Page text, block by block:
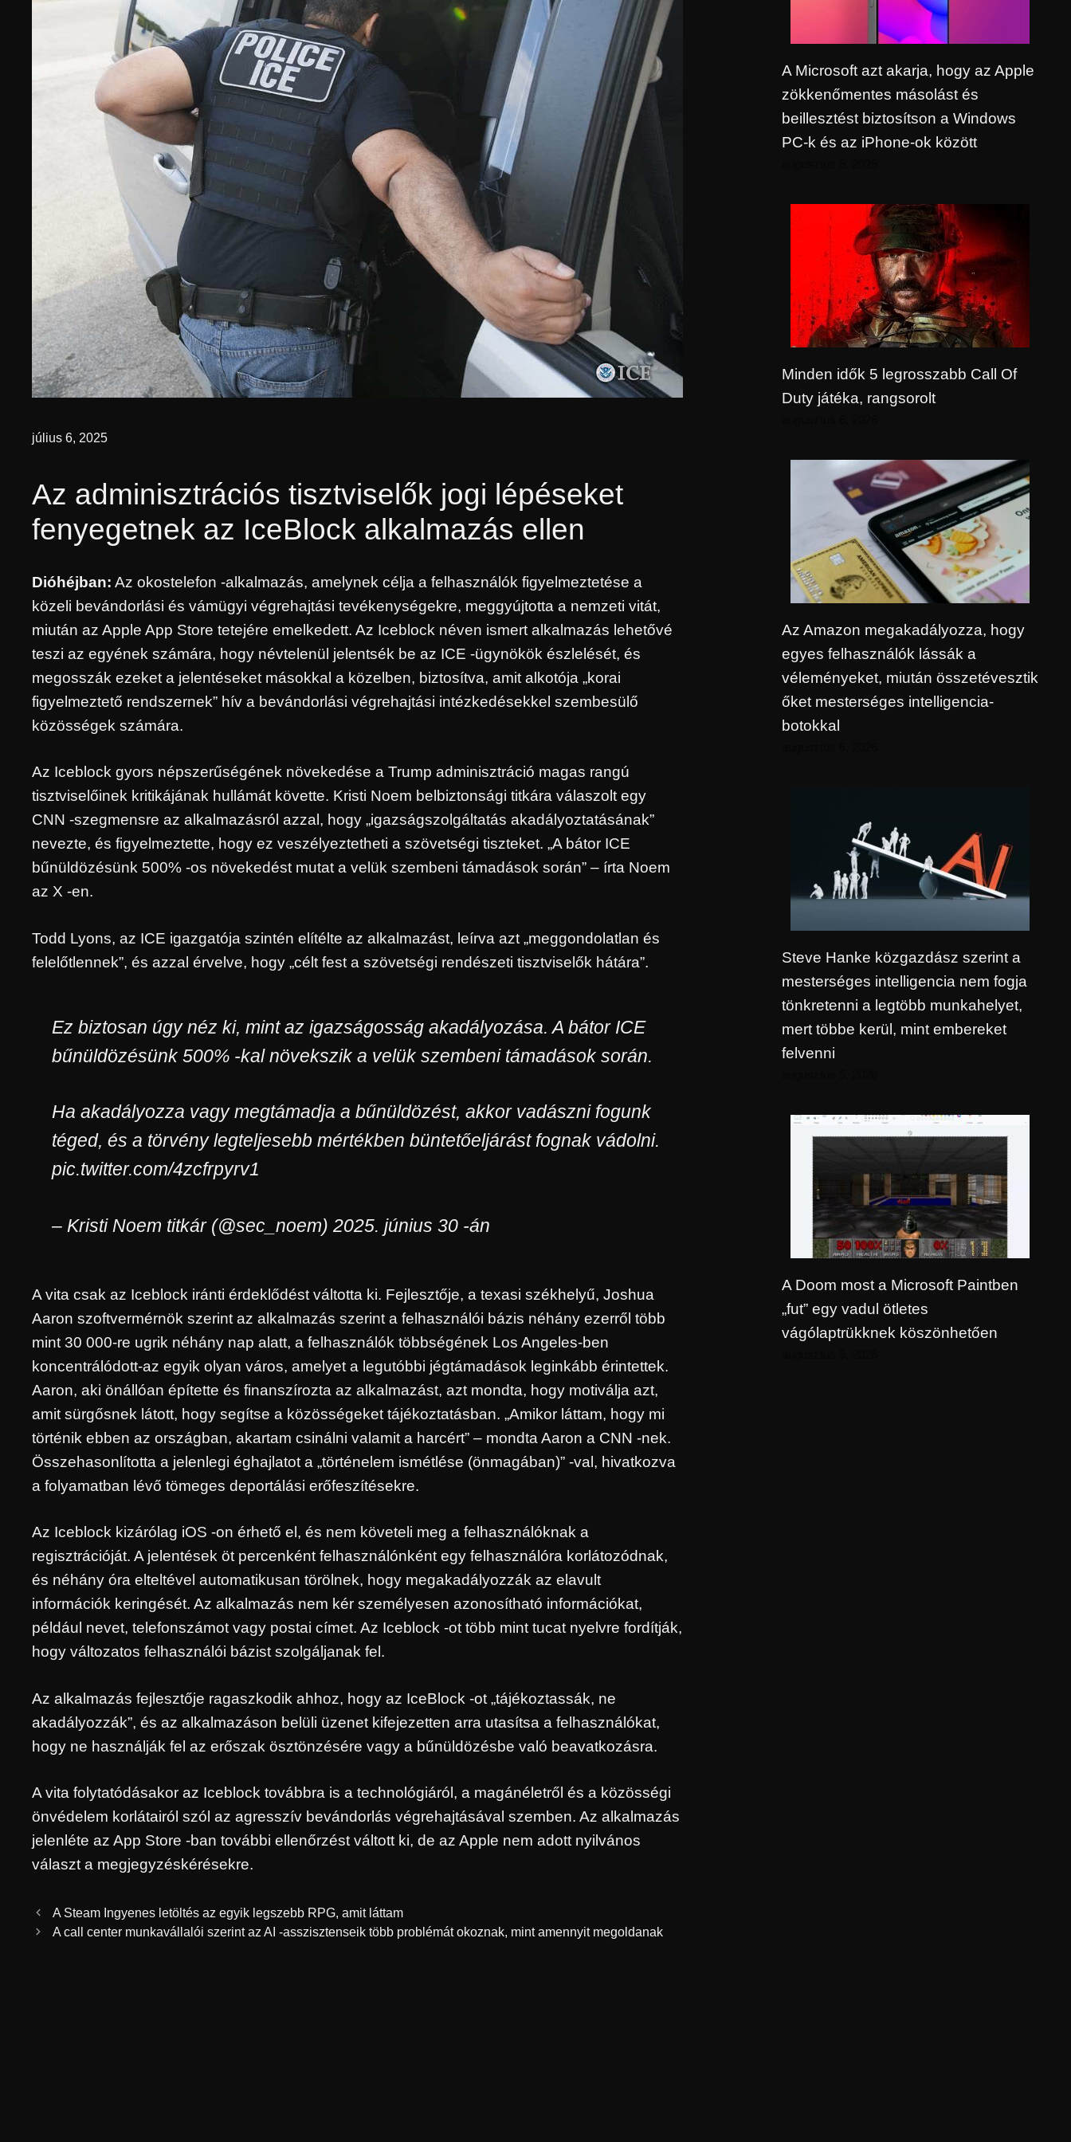
július 6, 2025
Az adminisztrációs tisztviselők jogi lépéseket
fenyegetnek az IceBlock alkalmazás ellen
Dióhéjban: Az okostelefon -alkalmazás, amelynek célja a felhasználók figyelmeztetése a
közeli bevándorlási és vámügyi végrehajtási tevékenységekre, meggyújtotta a nemzeti vitát,
miután az Apple App Store tetejére emelkedett. Az Iceblock néven ismert alkalmazás lehetővé
teszi az egyének számára, hogy névtelenül jelentsék be az ICE -ügynökök észlelését, és
megosszák ezeket a jelentéseket másokkal a közelben, biztosítva, amit alkotója „korai
figyelmeztető rendszernek” hív a bevándorlási végrehajtási intézkedésekkel szembesülő
közösségek számára.
Az Iceblock gyors népszerűségének növekedése a Trump adminisztráció magas rangú
tisztviselőinek kritikájának hullámát követte. Kristi Noem belbiztonsági titkára válaszolt egy
CNN -szegmensre az alkalmazásról azzal, hogy „igazságszolgáltatás akadályoztatásának”
nevezte, és figyelmeztette, hogy ez veszélyeztetheti a szövetségi tiszteket. „A bátor ICE
bűnüldözésünk 500% -os növekedést mutat a velük szembeni támadások során” – írta Noem
az X -en.
Todd Lyons, az ICE igazgatója szintén elítélte az alkalmazást, leírva azt „meggondolatlan és
felelőtlennek”, és azzal érvelve, hogy „célt fest a szövetségi rendészeti tisztviselők hátára”.
Ez biztosan úgy néz ki, mint az igazságosság akadályozása. A bátor ICE
bűnüldözésünk 500% -kal növekszik a velük szembeni támadások során.
Ha akadályozza vagy megtámadja a bűnüldözést, akkor vadászni fogunk
téged, és a törvény legteljesebb mértékben büntetőeljárást fognak vádolni.
pic.twitter.com/4zcfrpyrv1
– Kristi Noem titkár (@sec_noem) 2025. június 30 -án
A vita csak az Iceblock iránti érdeklődést váltotta ki. Fejlesztője, a texasi székhelyű, Joshua
Aaron szoftvermérnök szerint az alkalmazás szerint a felhasználói bázis néhány ezerről több
mint 30 000-re ugrik néhány nap alatt, a felhasználók többségének Los Angeles-ben
koncentrálódott-az egyik olyan város, amelyet a legutóbbi jégtámadások leginkább érintettek.
Aaron, aki önállóan építette és finanszírozta az alkalmazást, azt mondta, hogy motiválja azt,
amit sürgősnek látott, hogy segítse a közösségeket tájékoztatásban. „Amikor láttam, hogy mi
történik ebben az országban, akartam csinálni valamit a harcért” – mondta Aaron a CNN -nek.
Összehasonlította a jelenlegi éghajlatot a „történelem ismétlése (önmagában)” -val, hivatkozva
a folyamatban lévő tömeges deportálási erőfeszítésekre.
Az Iceblock kizárólag iOS -on érhető el, és nem követeli meg a felhasználóknak a
regisztrációját. A jelentések öt percenként felhasználónként egy felhasználóra korlátozódnak,
és néhány óra elteltével automatikusan törölnek, hogy megakadályozzák az elavult
információk keringését. Az alkalmazás nem kér személyesen azonosítható információkat,
például nevet, telefonszámot vagy postai címet. Az Iceblock -ot több mint tucat nyelvre fordítják,
hogy változatos felhasználói bázist szolgáljanak fel.
Az alkalmazás fejlesztője ragaszkodik ahhoz, hogy az IceBlock -ot „tájékoztassák, ne
akadályozzák”, és az alkalmazáson belüli üzenet kifejezetten arra utasítsa a felhasználókat,
hogy ne használják fel az erőszak ösztönzésére vagy a bűnüldözésbe való beavatkozásra.
A vita folytatódásakor az Iceblock továbbra is a technológiáról, a magánéletről és a közösségi
önvédelem korlátairól szól az agresszív bevándorlás végrehajtásával szemben. Az alkalmazás
jelenléte az App Store -ban további ellenőrzést váltott ki, de az Apple nem adott nyilvános
választ a megjegyzéskérésekre.
A Steam Ingyenes letöltés az egyik legszebb RPG, amit láttam
A call center munkavállalói szerint az AI -asszisztenseik több problémát okoznak, mint amennyit megoldanak
A Microsoft azt akarja, hogy az Apple
zökkenőmentes másolást és
beillesztést biztosítson a Windows
PC-k és az iPhone-ok között
Minden idők 5 legrosszabb Call Of
Duty játéka, rangsorolt
Az Amazon megakadályozza, hogy
egyes felhasználók lássák a
véleményeket, miután összetévesztik
őket mesterséges intelligencia-
botokkal
Steve Hanke közgazdász szerint a
mesterséges intelligencia nem fogja
tönkretenni a legtöbb munkahelyet,
mert többe kerül, mint embereket
felvenni
A Doom most a Microsoft Paintben
„fut” egy vadul ötletes
vágólaptrükknek köszönhetően